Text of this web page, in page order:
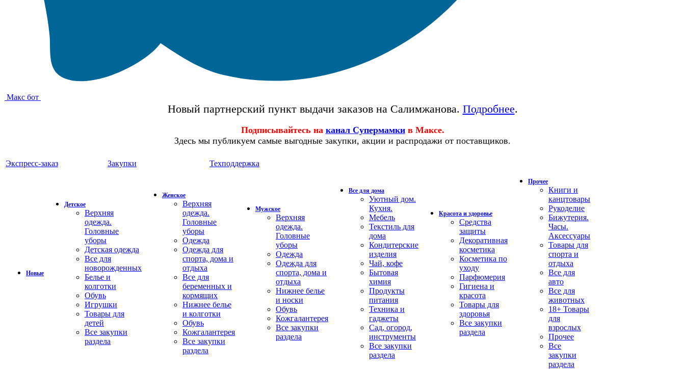
Макс бот
Новый партнерский пункт выдачи заказов на Салимжанова. Подробнее.
Подписывайтесь на канал Супермамки в Максе.
Здесь мы публикуем самые выгодные закупки, акции и распродажи от поставщиков.
Экспресс-заказ Закупки Техподдержка
Новые
Детское
Верхняя
одежда.
Головные
уборы
Детская одежда
Все для
новорожденных
Белье и
колготки
Обувь
Игрушки
Товары для
детей
Все закупки
раздела
Женское
Верхняя
одежда.
Головные
уборы
Одежда
Одежда для
спорта, дома и
отдыха
Все для
беременных и
кормящих
Нижнее белье
и колготки
Обувь
Кожгалантерея
Все закупки
раздела
Мужское
Верхняя
одежда.
Головные
уборы
Одежда
Одежда для
спорта, дома и
отдыха
Нижнее белье
и носки
Обувь
Кожгалантерея
Все закупки
раздела
Все для дома
Уютный дом.
Кухня.
Мебель
Текстиль для
дома
Кондитерские
изделия
Чай, кофе
Бытовая
химия
Продукты
питания
Техника и
гаджеты
Сад, огород,
инструменты
Все закупки
раздела
Красота и здоровье
Средства
защиты
Декоративная
косметика
Косметика по
уходу
Парфюмерия
Гигиена и
красота
Товары для
здоровья
Все закупки
раздела
Прочее
Книги и
канцтовары
Рукоделие
Бижутерия.
Часы.
Аксессуары
Товары для
спорта и
отдыха
Все для
авто
Все для
животных
18+ Товары
для
взрослых
Прочее
Все
закупки
раздела